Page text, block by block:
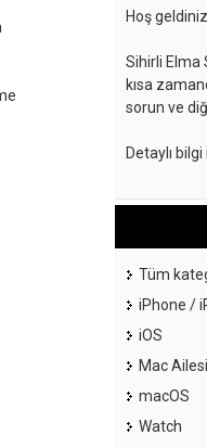
Hoş
Sihirli Elma
kısa
sorun ve
Detaylı bilgi
Tüm
iPhone /
iOS
Mac Ailesi
macOS
Watch